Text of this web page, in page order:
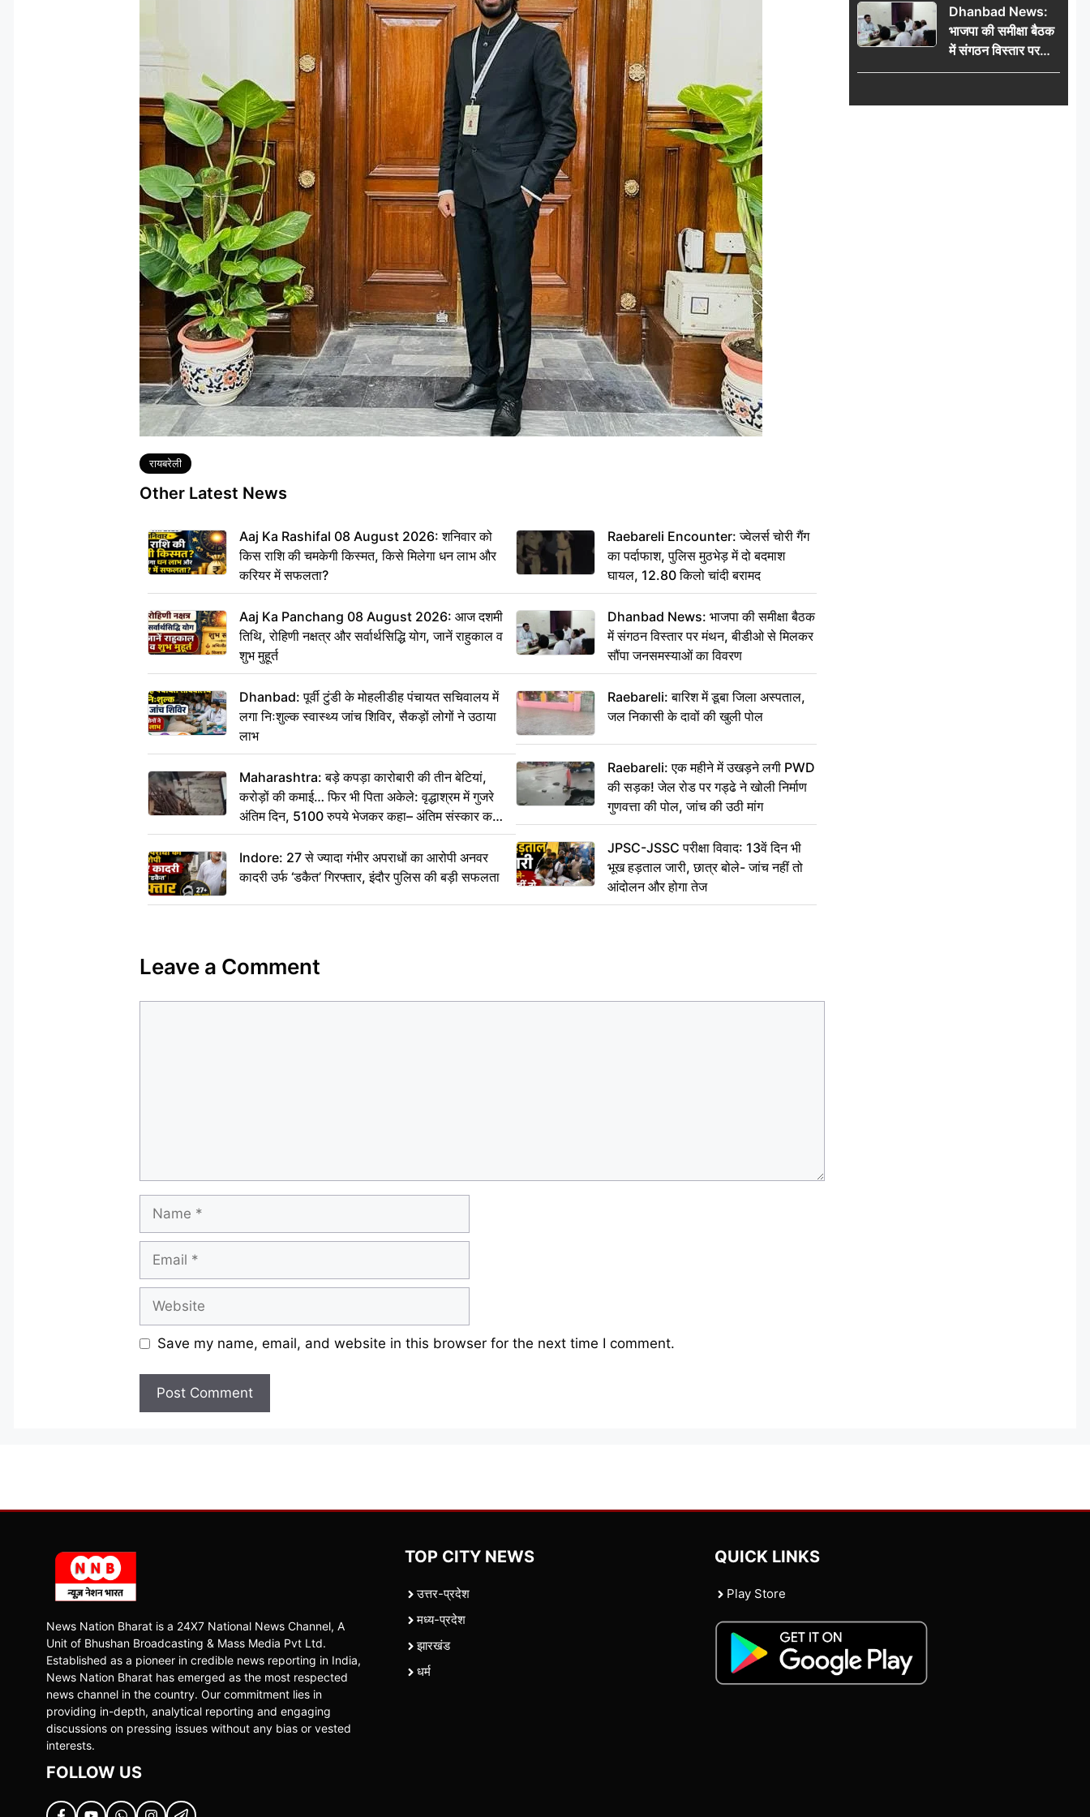
Tags
रायबरेली
Other Latest News
Aaj Ka Rashifal 08 August 2026: शनिवार को
किस राशि की चमकेगी किस्मत, किसे मिलेगा धन लाभ और
करियर में सफलता?
Aaj Ka Panchang 08 August 2026: आज दशमी
तिथि, रोहिणी नक्षत्र और सर्वार्थसिद्धि योग, जानें राहुकाल व
शुभ मुहूर्त
Dhanbad: पूर्वी टुंडी के मोहलीडीह पंचायत सचिवालय में
लगा निःशुल्क स्वास्थ्य जांच शिविर, सैकड़ों लोगों ने उठाया
लाभ
Maharashtra: बड़े कपड़ा कारोबारी की तीन बेटियां,
करोड़ों की कमाई… फिर भी पिता अकेले: वृद्धाश्रम में गुजरे
अंतिम दिन, 5100 रुपये भेजकर कहा– अंतिम संस्कार कर
दीजिए हम नहीं आ पाएंगे
Indore: 27 से ज्यादा गंभीर अपराधों का आरोपी अनवर
कादरी उर्फ ‘डकैत’ गिरफ्तार, इंदौर पुलिस की बड़ी सफलता
Raebareli Encounter: ज्वेलर्स चोरी गैंग
का पर्दाफाश, पुलिस मुठभेड़ में दो बदमाश
घायल, 12.80 किलो चांदी बरामद
Dhanbad News: भाजपा की समीक्षा बैठक
में संगठन विस्तार पर मंथन, बीडीओ से मिलकर
सौंपा जनसमस्याओं का विवरण
Raebareli: बारिश में डूबा जिला अस्पताल,
जल निकासी के दावों की खुली पोल
Raebareli: एक महीने में उखड़ने लगी PWD
की सड़क! जेल रोड पर गड्ढे ने खोली निर्माण
गुणवत्ता की पोल, जांच की उठी मांग
JPSC-JSSC परीक्षा विवाद: 13वें दिन भी
भूख हड़ताल जारी, छात्र बोले- जांच नहीं तो
आंदोलन और होगा तेज
Leave a Comment
Save my name, email, and website in this browser for the next time I comment.
किलो चांदी बरामद
Dhanbad News:
भाजपा की समीक्षा बैठक
में संगठन विस्तार पर
मंथन, बीडीओ से
जनसमस्याओं का विवरण
News Nation Bharat is a 24X7 National News Channel, A
Unit of Bhushan Broadcasting & Mass Media Pvt Ltd.
Established as a pioneer in credible news reporting in India,
News Nation Bharat has emerged as the most respected
news channel in the country. Our commitment lies in
providing in-depth, analytical reporting and engaging
discussions on pressing issues without any bias or vested
interests.
FOLLOW US
TOP CITY NEWS
उत्तर-प्रदेश
मध्य-प्रदेश
झारखंड
धर्म
QUICK LINKS
Play Store